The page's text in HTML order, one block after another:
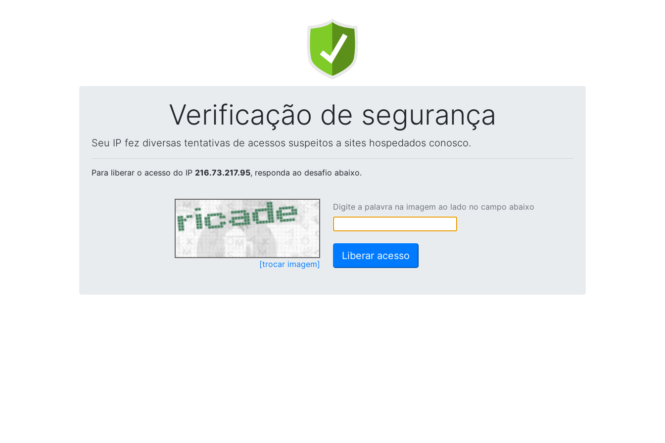
Verificação de segurança
Seu IP fez diversas tentativas de acessos suspeitos a sites hospedados conosco.
Para liberar o acesso do IP 216.73.217.95, responda ao desafio abaixo.
[trocar imagem]
Digite a palavra na imagem ao lado no campo abaixo